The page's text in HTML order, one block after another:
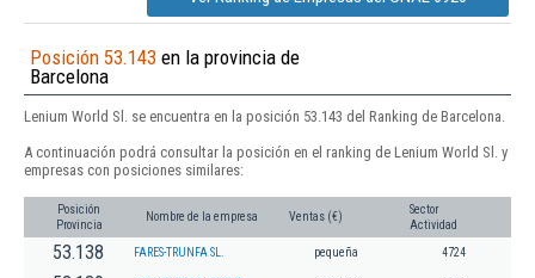
Posición 53.143 en la provincia de
Barcelona
Lenium World Sl. se encuentra en la posición 53.143 del Ranking de Barcelona.
A continuación podrá consultar la posición en el ranking de Lenium World Sl. y
empresas con posiciones similares:
Posición
Provincia
Nombre de la empresa Ventas (€)
Sector
Actividad
53.138 FARES-TRUNFA SL. pequeña 4724